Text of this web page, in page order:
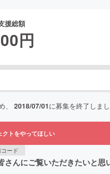
援総額
円
、 2018/07/01に募集を終了しま
クトをやってほしい
ード
んにご覧いただきたいと思